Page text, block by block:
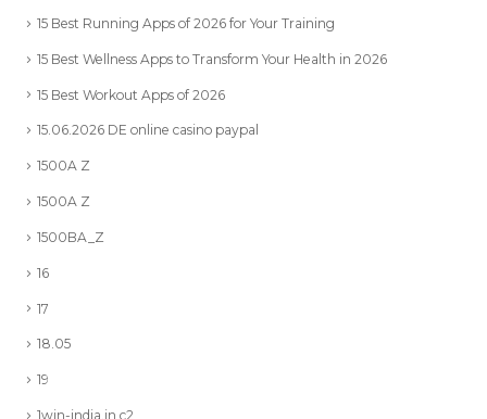
15 Best Running Apps of 2026 for Your Training
15 Best Wellness Apps to Transform Your Health in 2026
15 Best Workout Apps of 2026
15.06.2026 DE online casino paypal
1500A Z
1500A Z
1500BA_Z
16
17
18.05
19
1win-india.in c2